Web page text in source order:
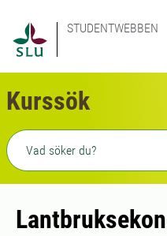
STUDENTWEBBEN
Kurssök
Fritext sökning